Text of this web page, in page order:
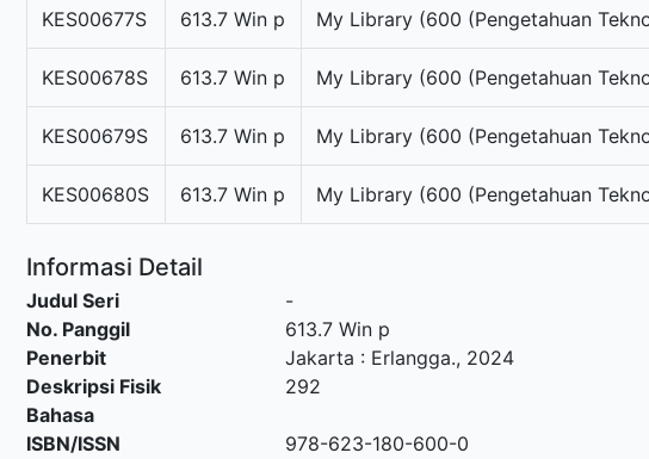
KES00677S 613.7 Win p My Library (600 (Pengetahuan
KES00678S 613.7 Win p My Library (600 (Pengetahuan
KES00679S 613.7 Win p My Library (600 (Pengetahuan
KES00680S 613.7 Win p My Library (600 (Pengetahuan
Informasi Detail
Judul Seri
-
No. Panggil
613.7 Win p
Penerbit
Jakarta : Erlangga., 2024
Deskripsi Fisik
292
Bahasa
ISBN/ISSN
978-623-180-600-0